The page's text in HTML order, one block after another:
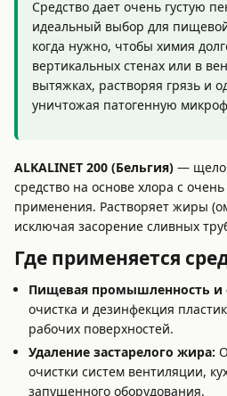
Средство дает очень густую
идеальный выбор для
когда нужно, чтобы химия
вертикальных стенах или в
вытяжках, растворяя грязь и
уничтожая патогенную
ALKALINET 200 (Бельгия) —
средство на основе хлора с
применения. Растворяет жиры
исключая засорение сливных
Где применяется
Пищевая промышленность и
очистка и дезинфекция
рабочих поверхностей.
Удаление застарелого жира:
очистки систем вентиляции,
запущенного оборудования.